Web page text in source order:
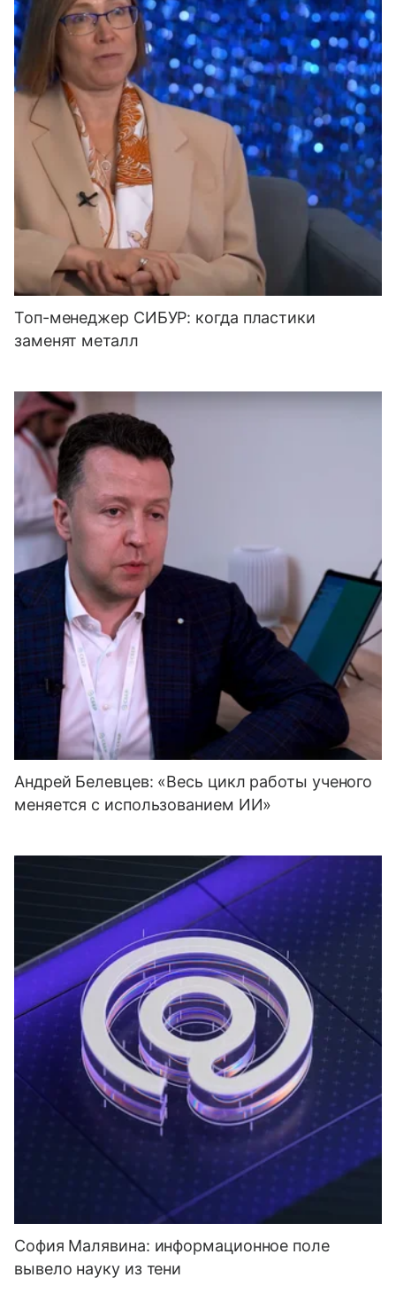
Топ-менеджер СИБУР: когда пластики
заменят металл
Андрей Белевцев: «Весь цикл работы ученого
меняется с использованием ИИ»
София Малявина: информационное поле
вывело науку из тени